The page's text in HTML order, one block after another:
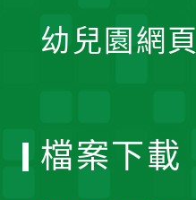
幼兒園網頁
檔案下載